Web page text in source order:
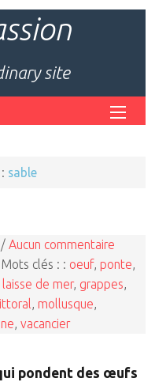
site
sable
Aucun commentaire
clés : : oeuf, ponte
laisse de mer, grappes
littoral mollusque
vacancier
pondent des œufs